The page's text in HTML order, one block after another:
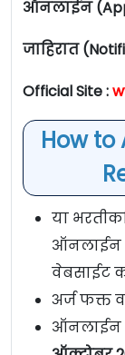
ऑनलाईन
जाहिरात
Official Site :
How to
या
ऑनलाईन
वेबसाईट
अर्ज फक्त
ऑनलाईन